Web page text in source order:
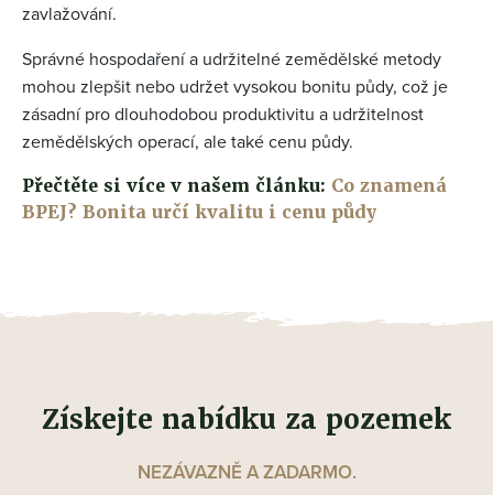
zavlažování.
Správné hospodaření a udržitelné zemědělské metody
mohou zlepšit nebo udržet vysokou bonitu půdy, což je
zásadní pro dlouhodobou produktivitu a udržitelnost
zemědělských operací, ale také cenu půdy.
Přečtěte si více v našem článku: Co znamená
BPEJ? Bonita určí kvalitu i cenu půdy
Získejte nabídku za pozemek
NEZÁVAZNĚ A ZADARMO.